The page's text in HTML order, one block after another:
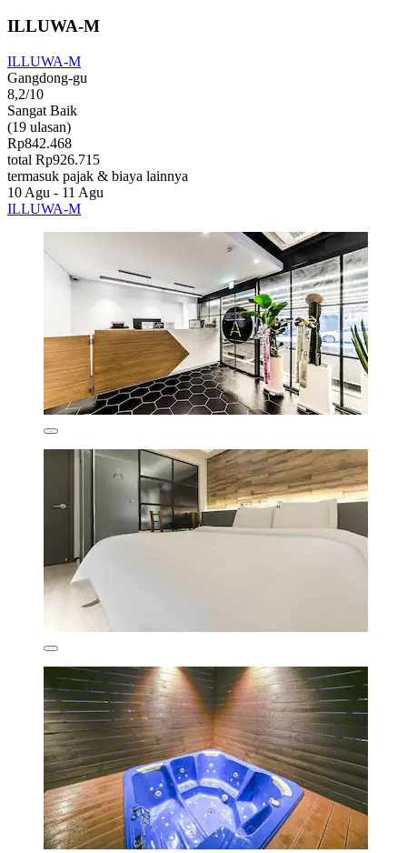
ILLUWA-M
ILLUWA-M
Gangdong-gu
8,2/10
Sangat Baik
(19 ulasan)
Rp842.468
total Rp926.715
termasuk pajak & biaya lainnya
10 Agu - 11 Agu
ILLUWA-M